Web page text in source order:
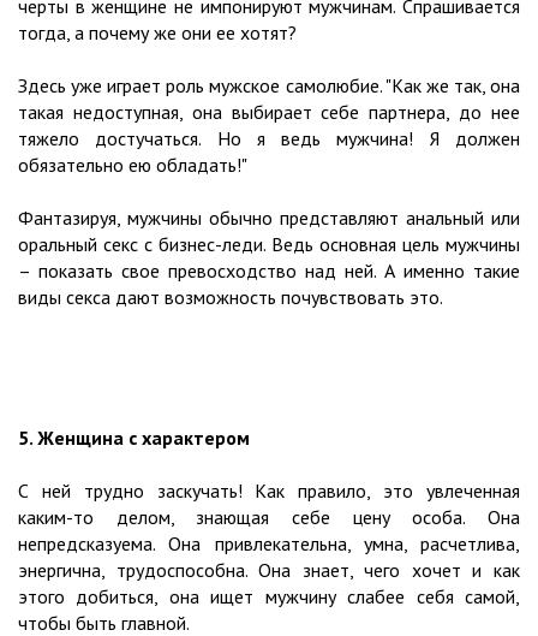
черты в женщине не импонируют мужчинам. Спрашивается
тогда, а почему же они ее хотят?
Здесь уже играет роль мужское самолюбие. "Как же так, она
такая недоступная, она выбирает себе партнера, до нее
тяжело достучаться. Но я ведь мужчина! Я должен
обязательно ею обладать!"
Фантазируя, мужчины обычно представляют анальный или
оральный секс с бизнес-леди. Ведь основная цель мужчины
– показать свое превосходство над ней. А именно такие
виды секса дают возможность почувствовать это.
5. Женщина с характером
С ней трудно заскучать! Как правило, это увлеченная
каким-то делом, знающая себе цену особа. Она
непредсказуема. Она привлекательна, умна, расчетлива,
энергична, трудоспособна. Она знает, чего хочет и как
этого добиться, она ищет мужчину слабее себя самой,
чтобы быть главной.